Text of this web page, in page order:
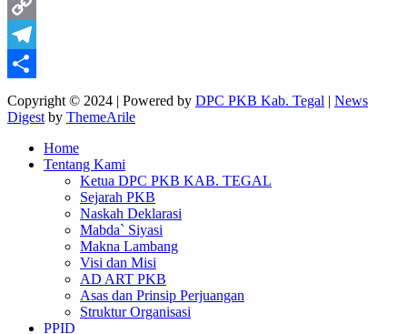
Email
Copy
Link
Telegram
Share
Copyright © 2024 | Powered by DPC PKB Kab. Tegal | News
Digest by ThemeArile
Home
Tentang Kami
Ketua DPC PKB KAB. TEGAL
Sejarah PKB
Naskah Deklarasi
Mabda` Siyasi
Makna Lambang
Visi dan Misi
AD ART PKB
Asas dan Prinsip Perjuangan
Struktur Organisasi
PPID